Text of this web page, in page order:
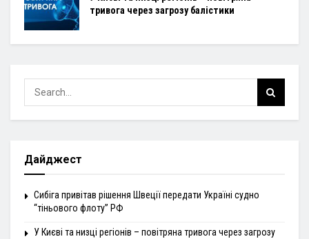
тривога через загрозу балістики
Дайджест
Сибіга привітав рішення Швеції передати Україні судно
“тіньового флоту” РФ
У Києві та низці регіонів – повітряна тривога через загрозу